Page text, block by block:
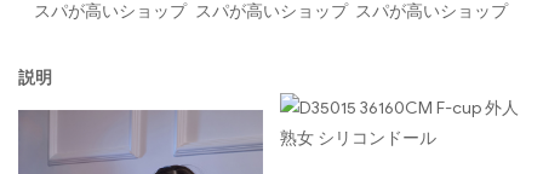
スパが高いショップ スパが高いショップ スパが高いショップ
説明